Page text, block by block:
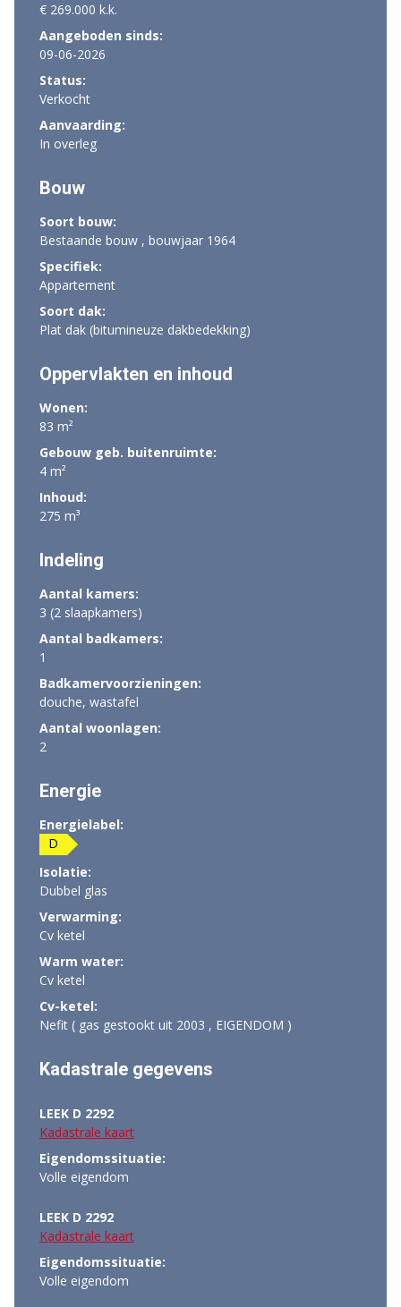
€ 269.000 k.k.
Aangeboden sinds:
09-06-2026
Status:
Verkocht
Aanvaarding:
In overleg
Bouw
Soort bouw:
Bestaande bouw , bouwjaar 1964
Specifiek:
Appartement
Soort dak:
Plat dak (bitumineuze dakbedekking)
Oppervlakten en inhoud
Wonen:
83 m²
Gebouw geb. buitenruimte:
4 m²
Inhoud:
275 m³
Indeling
Aantal kamers:
3 (2 slaapkamers)
Aantal badkamers:
1
Badkamervoorzieningen:
douche, wastafel
Aantal woonlagen:
2
Energie
Energielabel:
D
Isolatie:
Dubbel glas
Verwarming:
Cv ketel
Warm water:
Cv ketel
Cv-ketel:
Nefit ( gas gestookt uit 2003 , EIGENDOM )
Kadastrale gegevens
LEEK D 2292
Kadastrale kaart
Eigendomssituatie:
Volle eigendom
LEEK D 2292
Kadastrale kaart
Eigendomssituatie:
Volle eigendom